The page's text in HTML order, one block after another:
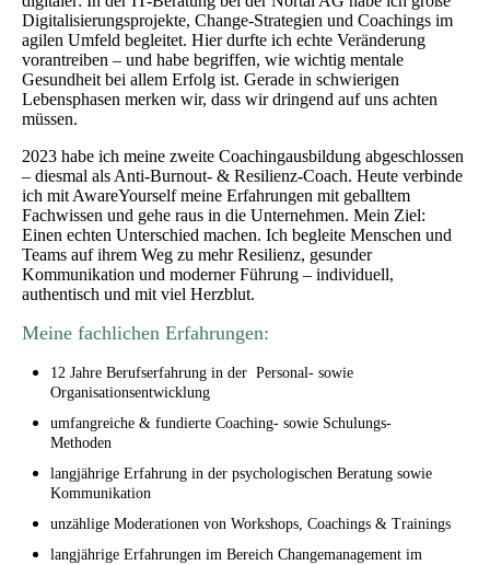
Digitalisierungsprojekte, Change-Strategien und Coachings im
agilen Umfeld begleitet. Hier durfte ich echte Veränderung
vorantreiben – und habe begriffen, wie wichtig mentale
Gesundheit bei allem Erfolg ist. Gerade in schwierigen
Lebensphasen merken wir, dass wir dringend auf uns achten
müssen.
2023 habe ich meine zweite Coachingausbildung abgeschlossen
– diesmal als Anti-Burnout- & Resilienz-Coach. Heute verbinde
ich mit AwareYourself meine Erfahrungen mit geballtem
Fachwissen und gehe raus in die Unternehmen. Mein Ziel:
Einen echten Unterschied machen. Ich begleite Menschen und
Teams auf ihrem Weg zu mehr Resilienz, gesunder
Kommunikation und moderner Führung – individuell,
authentisch und mit viel Herzblut.
Meine fachlichen Erfahrungen:
12 Jahre Berufserfahrung in der Personal- sowie
Organisationsentwicklung
umfangreiche & fundierte Coaching- sowie Schulungs-
Methoden
langjährige Erfahrung in der psychologischen Beratung sowie
Kommunikation
unzählige Moderationen von Workshops, Coachings & Trainings
langjährige Erfahrungen im Bereich Changemanagement im